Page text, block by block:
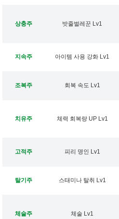
상충주 밧줄벌레꾼 Lv1
지속주 아이템 사용 강화 Lv1
조복주 회복 속도 Lv1
치유주 체력 회복량 UP Lv1
고적주 피리 명인 Lv1
탈기주 스태미나 탈취 Lv1
체술주 체술 Lv1